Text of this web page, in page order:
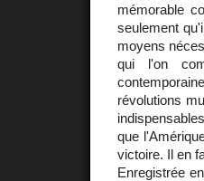
mémorable
seulement
moyens
qui l'on
révolutions
que
victoire. Il en
Enregistrée